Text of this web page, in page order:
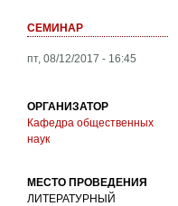
СЕМИНАР
пт, 08/12/2017 - 16:45
ОРГАНИЗАТОР
Кафедра общественных
наук
МЕСТО ПРОВЕДЕНИЯ
ЛИТЕРАТУРНЫЙ